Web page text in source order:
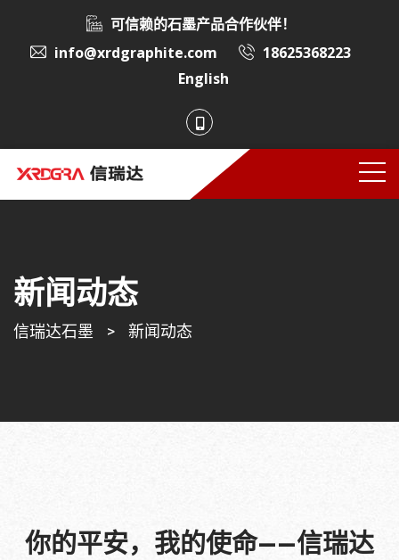
可信赖的石墨产品合作伙伴！
info@xrdgraphite.com
18625368223
English
新闻动态
信瑞达石墨 > 新闻动态
你的平安，我的使命——信瑞达